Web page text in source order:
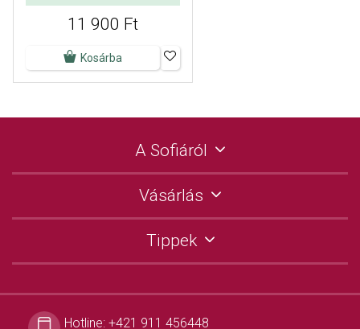
11 900 Ft
Kosárba
A Sofiáról
Vásárlás
Tippek
Hotline: +421 911 456448